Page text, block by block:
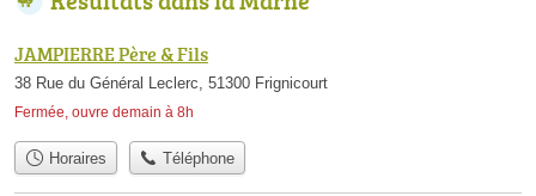
JAMPIERRE Père & Fils
38 Rue du Général Leclerc, 51300 Frignicourt
Fermée, ouvre demain à 8h
Horaires Téléphone